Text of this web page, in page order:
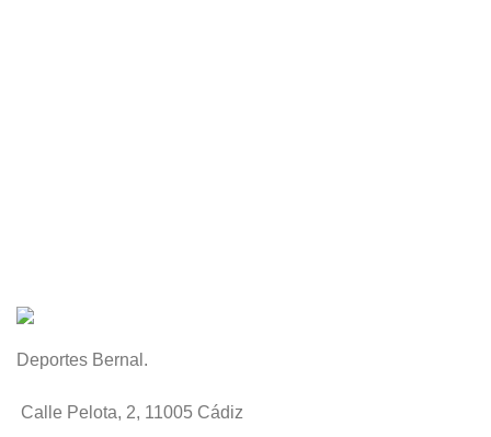
Deportes Bernal.
Calle Pelota, 2, 11005 Cádiz